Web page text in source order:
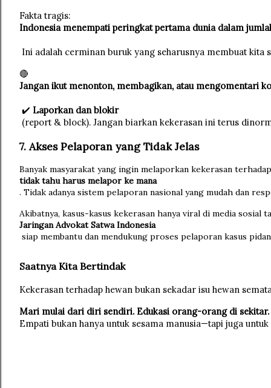
Fakta tragis:
Indonesia menempati peringkat pertama dunia dalam
Ini adalah cerminan buruk yang seharusnya membuat kita
🔴
Jangan ikut menonton, membagikan, atau mengomentari
✔️ Laporkan dan blokir
(report & block). Jangan biarkan kekerasan ini terus
7. Akses Pelaporan yang Tidak Jelas
Banyak masyarakat yang ingin melaporkan kekerasan
tidak tahu harus melapor ke mana
. Tidak adanya sistem pelaporan nasional yang mudah dan
Akibatnya, kasus-kasus kekerasan hanya viral di media
Jaringan Advokat Satwa Indonesia
siap membantu dan mendukung proses pelaporan kasus
Saatnya Kita Bertindak
Kekerasan terhadap hewan bukan sekadar isu hewan
Mari mulai dari diri sendiri. Edukasi orang-orang di
Empati bukan hanya untuk sesama manusia—tapi juga